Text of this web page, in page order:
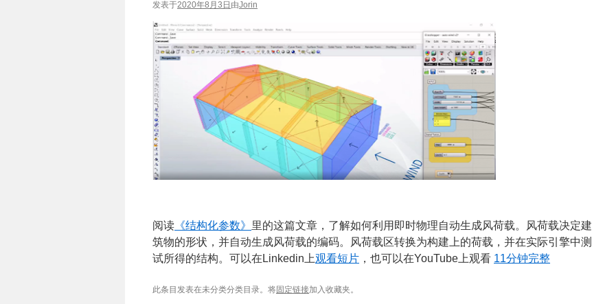
发表于2020年8月3日 由Jorin
阅读 《结构化参数》 里的这篇文章，了解如何利用即时物理自动生成风荷载。风荷载决定建
筑物的形状，并自动生成风荷载的编码。风荷载区转换为构建上的荷载，并在实际引擎中测
试所得的结构。可以在Linkedin上观看短片 ，也可以在YouTube上观看 11分钟完整
此条目发表在未分类分类目录。将固定链接加入收藏夹。